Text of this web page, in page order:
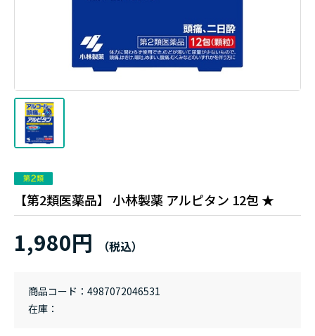
【第2類医薬品】 小林製薬 アルピタン 12包 ★
1,980円
商品コード
4987072046531
在庫